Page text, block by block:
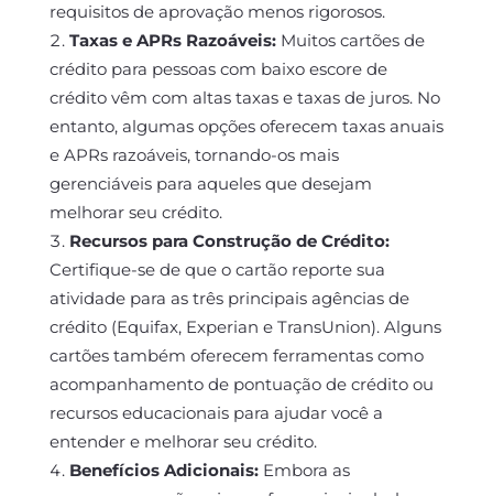
requisitos de aprovação menos rigorosos.
Taxas e APRs Razoáveis:Muitos cartões de
crédito para pessoas com baixo escore de
crédito vêm com altas taxas e taxas de juros. No
entanto, algumas opções oferecem taxas anuais
e APRs razoáveis, tornando-os mais
gerenciáveis para aqueles que desejam
melhorar seu crédito.
Recursos para Construção de Crédito:
Certifique-se de que o cartão reporte sua
atividade para as três principais agências de
crédito (Equifax, Experian e TransUnion). Alguns
cartões também oferecem ferramentas como
acompanhamento de pontuação de crédito ou
recursos educacionais para ajudar você a
entender e melhorar seu crédito.
Benefícios Adicionais:Embora as